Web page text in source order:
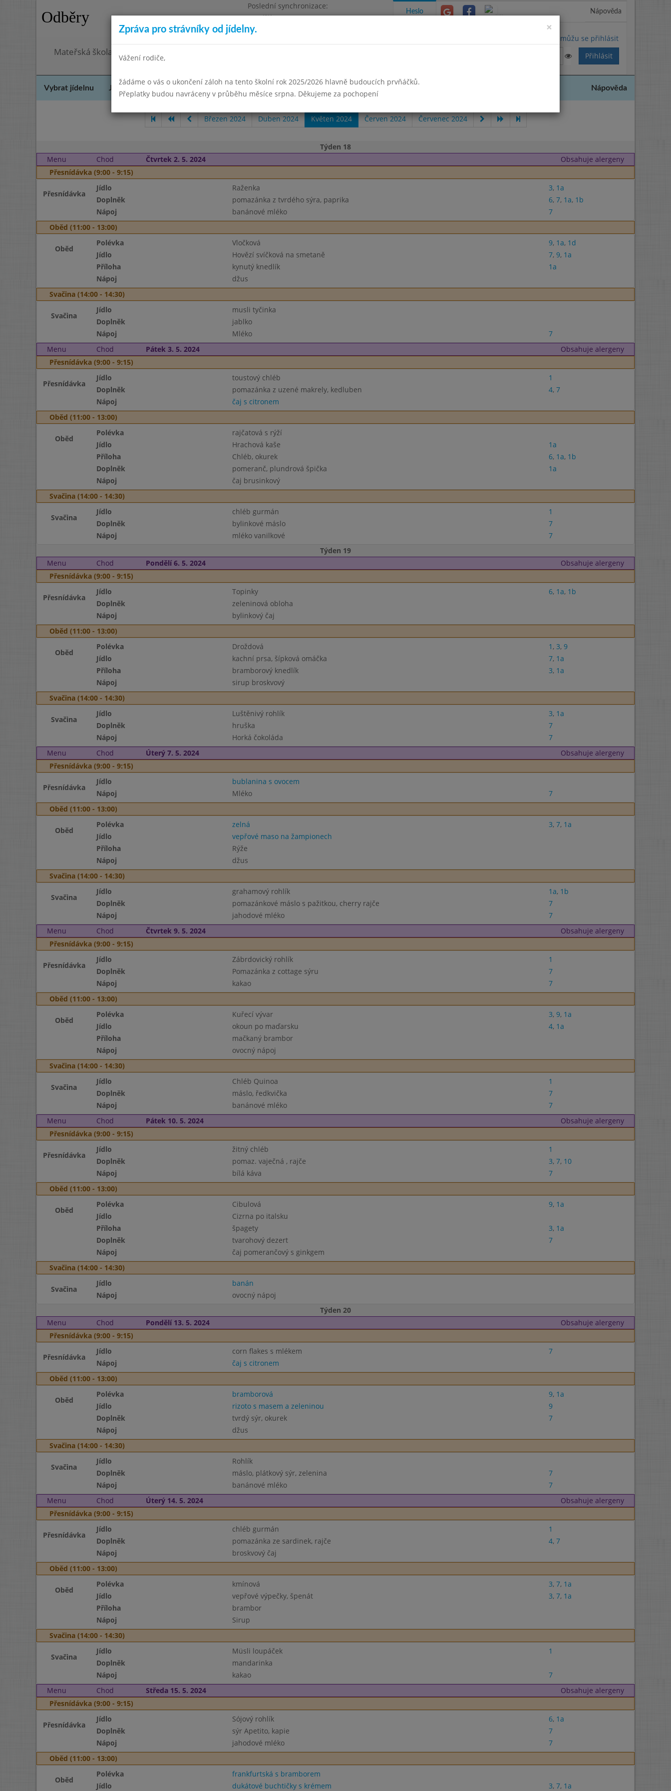
Odběry
Poslední synchronizace:
Pondělí 3.8.2026 18:05
Omezení objednávek
Mateřská škola Šebetov, příspěvková organizace
Heslo Nápověda
Nemůžu se přihlásit
Vybrat jídelnu Jídelní lístek Nápověda
Březen 2024 Duben 2024 Květen 2024 Červen 2024 Červenec 2024
Týden 18
Menu
Chod Čtvrtek 2. 5. 2024
Obsahuje alergeny
Přesnídávka (9:00 - 9:15)
Přesnídávka
Jídlo Raženka 3, 1a
Doplněk
pomazánka z tvrdého sýra, paprika 6, 7, 1a, 1b
Nápoj
banánové mléko
7
Oběd (11:00 - 13:00)
Oběd
Polévka Vločková 9, 1a, 1d
Jídlo
Hovězí svíčková na smetaně 7, 9, 1a
Příloha
kynutý knedlík
1a
Nápoj
džus
Svačina (14:00 - 14:30)
Svačina
Jídlo
musli tyčinka
Doplněk
jablko
Nápoj
Mléko
7
Menu
Chod Pátek 3. 5. 2024
Obsahuje alergeny
Přesnídávka (9:00 - 9:15)
Přesnídávka
Jídlo toustový chléb
1
Doplněk
pomazánka z uzené makrely, kedluben 4, 7
Nápoj
čaj s citronem
Oběd (11:00 - 13:00)
Oběd
Polévka
rajčatová s rýží
Jídlo
Hrachová kaše
1a
Příloha
Chléb, okurek 6, 1a, 1b
Doplněk
pomeranč, plundrová špička
1a
Nápoj
čaj brusinkový
Svačina (14:00 - 14:30)
Svačina
Jídlo chléb gurmán
1
Doplněk
bylinkové máslo
7
Nápoj
mléko vanilkové
7
Týden 19
Menu
Chod Pondělí 6. 5. 2024
Obsahuje alergeny
Přesnídávka (9:00 - 9:15)
Přesnídávka
Jídlo Topinky 6, 1a, 1b
Doplněk
zeleninová obloha
Nápoj
bylinkový čaj
Oběd (11:00 - 13:00)
Oběd
Polévka Droždová 1 , 3, 9
Jídlo
kachní prsa, šípková omáčka 7, 1a
Příloha
bramborový knedlík 3, 1a
Nápoj
sirup broskvový
Svačina (14:00 - 14:30)
Svačina
Jídlo Luštěnivý rohlík 3, 1a
Doplněk
hruška
7
Nápoj
Horká čokoláda
7
Menu
Chod Úterý 7. 5. 2024
Obsahuje alergeny
Přesnídávka (9:00 - 9:15)
Přesnídávka
Jídlo
bublanina s ovocem
Nápoj
Mléko
7
Oběd (11:00 - 13:00)
Oběd
Polévka zelná 3, 7, 1a
Jídlo
vepřové maso na žampionech
Příloha
Rýže
Nápoj
džus
Svačina (14:00 - 14:30)
Svačina
Jídlo grahamový rohlík 1a, 1b
Doplněk
pomazánkové máslo s pažitkou, cherry rajče
7
Nápoj
jahodové mléko
7
Menu
Chod Čtvrtek 9. 5. 2024
Obsahuje alergeny
Přesnídávka (9:00 - 9:15)
Přesnídávka
Jídlo Zábrdovický rohlík
1
Doplněk
Pomazánka z cottage sýru
7
Nápoj
kakao
7
Oběd (11:00 - 13:00)
Oběd
Polévka Kuřecí vývar 3, 9, 1a
Jídlo
okoun po maďarsku 4, 1a
Příloha
mačkaný brambor
Nápoj
ovocný nápoj
Svačina (14:00 - 14:30)
Svačina
Jídlo Chléb Quinoa
1
Doplněk
máslo, ředkvička
7
Nápoj
banánové mléko
7
Menu
Chod Pátek 10. 5. 2024
Obsahuje alergeny
Přesnídávka (9:00 - 9:15)
Přesnídávka
Jídlo žitný chléb
1
Doplněk
pomaz. vaječná , rajče 3, 7, 10
Nápoj
bílá káva
7
Oběd (11:00 - 13:00)
Oběd
Polévka Cibulová 9, 1a
Jídlo
Cizrna po italsku
Příloha
špagety 3, 1a
Doplněk
tvarohový dezert
7
Nápoj
čaj pomerančový s ginkgem
Svačina (14:00 - 14:30)
Svačina
Jídlo
banán
Nápoj
ovocný nápoj
Týden 20
Menu
Chod Pondělí 13. 5. 2024
Obsahuje alergeny
Přesnídávka (9:00 - 9:15)
Přesnídávka
Jídlo corn flakes s mlékem
7
Nápoj
čaj s citronem
Oběd (11:00 - 13:00)
Oběd
Polévka bramborová 9, 1a
Jídlo
rizoto s masem a zeleninou
9
Doplněk
tvrdý sýr, okurek
7
Nápoj
džus
Svačina (14:00 - 14:30)
Svačina
Jídlo
Rohlík
Doplněk
máslo, plátkový sýr, zelenina
7
Nápoj
banánové mléko
7
Menu
Chod Úterý 14. 5. 2024
Obsahuje alergeny
Přesnídávka (9:00 - 9:15)
Přesnídávka
Jídlo chléb gurmán
1
Doplněk
pomazánka ze sardinek, rajče 4, 7
Nápoj
broskvový čaj
Oběd (11:00 - 13:00)
Oběd
Polévka kmínová 3, 7, 1a
Jídlo
vepřové výpečky, špenát 3, 7, 1a
Příloha
brambor
Nápoj
Sirup
Svačina (14:00 - 14:30)
Svačina
Jídlo Müsli loupáček
1
Doplněk
mandarinka
Nápoj
kakao
7
Menu
Chod Středa 15. 5. 2024
Obsahuje alergeny
Přesnídávka (9:00 - 9:15)
Přesnídávka
Jídlo Sójový rohlík 6, 1a
Doplněk
sýr Apetito, kapie
7
Nápoj
jahodové mléko
7
Oběd (11:00 - 13:00)
Oběd
Polévka
frankfurtská s bramborem
Jídlo
dukátové buchtičky s krémem 3, 7, 1a
×
Zpráva pro strávníky od jídelny.
Vážení rodiče,
žádáme o vás o ukončení záloh na tento školní rok 2025/2026 hlavně budoucích prvňáčků.
Přeplatky budou navráceny v průběhu měsíce srpna. Děkujeme za pochopení